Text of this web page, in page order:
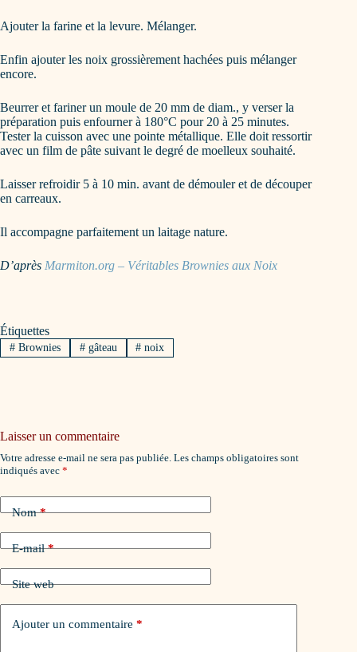
Ajouter la farine et la levure. Mélanger.
Enfin ajouter les noix grossièrement hachées puis mélanger
encore.
Beurrer et fariner un moule de 20 mm de diam., y verser la
préparation puis enfourner à 180°C pour 20 à 25 minutes.
Tester la cuisson avec une pointe métallique. Elle doit ressortir
avec un film de pâte suivant le degré de moelleux souhaité.
Laisser refroidir 5 à 10 min. avant de démouler et de découper
en carreaux.
Il accompagne parfaitement un laitage nature.
D’après Marmiton.org – Véritables Brownies aux Noix
Étiquettes
#Brownies #gâteau # noix
Laisser un commentaire
Votre adresse e-mail ne sera pas publiée. Les champs obligatoires sont
indiqués avec *
Nom*
E-mail*
Site web
Ajouter un commentaire *